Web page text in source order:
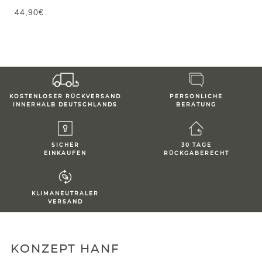
44,90€
KOSTENLOSER RÜCKVERSAND
INNERHALB DEUTSCHLANDS
PERSONLICHE
BERATUNG
SICHER
EINKAUFEN
30 TAGE
RÜCKGABERECHT
KLIMANEUTRALER
VERSAND
KONZEPT HANF